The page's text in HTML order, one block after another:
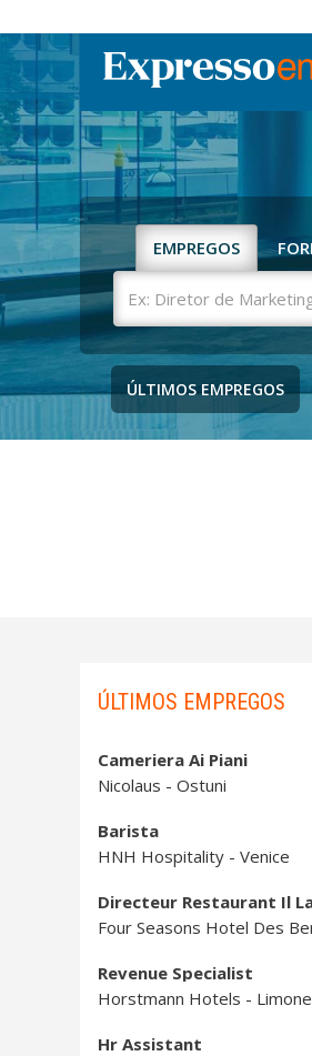
EMPREGOS
Ex:
Diretor
de
ÚLTIMOS EMPREGOS
ÚLTIMOS EMPREGOS
Cameriera Ai Piani
Nicolaus - Ostuni
Barista
HNH Hospitality - Venice
Directeur Restaurant Il
Four Seasons Hotel Des
Revenue Specialist
Horstmann Hotels - Limone
Hr Assistant